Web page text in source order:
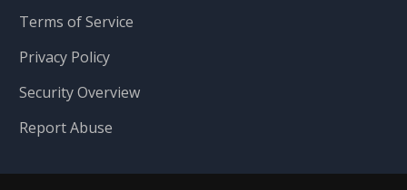
Terms of Service
Privacy Policy
Security Overview
Report Abuse